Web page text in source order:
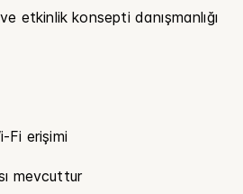
etkinlik konsepti danışmanlığı
Fi erişimi
mevcuttur